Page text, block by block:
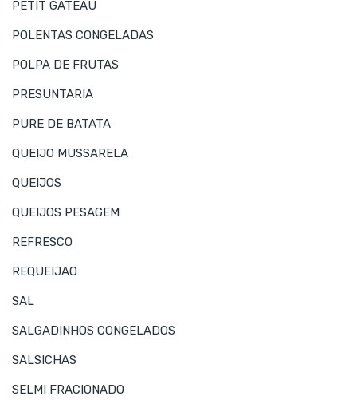
PETIT GATEAU
POLENTAS CONGELADAS
POLPA DE FRUTAS
PRESUNTARIA
PURE DE BATATA
QUEIJO MUSSARELA
QUEIJOS
QUEIJOS PESAGEM
REFRESCO
REQUEIJAO
SAL
SALGADINHOS CONGELADOS
SALSICHAS
SELMI FRACIONADO